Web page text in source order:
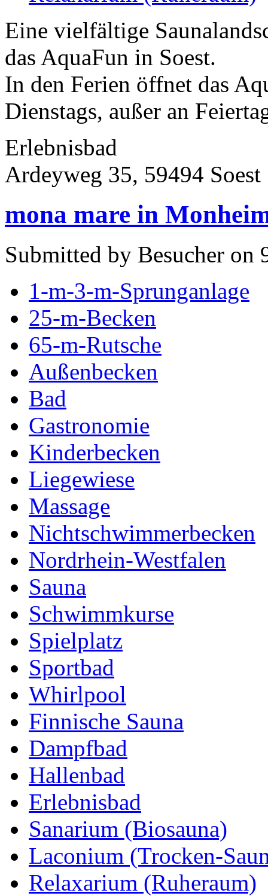
Eine vielfältige
das AquaFun in Soest.
In den Ferien öffnet das
Dienstags, außer an
Erlebnisbad
Ardeyweg 35, 59494 Soest
mona mare in
Submitted by Besucher on
1-m-3-m-Sprunganlage
25-m-Becken
65-m-Rutsche
Außenbecken
Bad
Gastronomie
Kinderbecken
Liegewiese
Massage
Nichtschwimmerbecken
Nordrhein-Westfalen
Sauna
Schwimmkurse
Spielplatz
Sportbad
Whirlpool
Finnische Sauna
Dampfbad
Hallenbad
Erlebnisbad
Sanarium (Biosauna)
Laconium (Trocken-
Relaxarium (Ruheraum)